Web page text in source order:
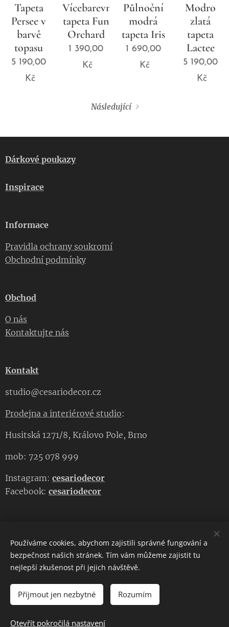
DO KOŠÍKU
Tapeta
Persee v
barvě
topasu
5 190,00
Kč
Vícebarevná
tapeta Fun
Orchard
1 390,00
Kč
Půlnoční
modrá
tapeta Iris
1 690,00
Kč
Modro
zlatá
tapeta
Lactee
5 190,00
Kč
Následující
Dárkové poukazy
Inspirace
Informace
Pravidla ochrany soukromí
Obchodní podmínky
Obchod
O nás
Kontaktujte nás
Kontakt
studio@cesariodecor.cz
Prodejna a interiérové studio:
Husitská 1271/8, Královo Pole, Brno
mob: 725 078 999
Instagram: cesariodecor
Facebook: cesariodecor
CESARIO DECOR
Copyright 2023CESARIO DECOR. Všechna práva vyhrazena.
Cookies
Používáme cookies, abychom zajistili správné fungování a
bezpečnost našich stránek. Tím vám můžeme zajistit tu
nejlepší zkušenost při jejich návštěvě.
Přijmout jen nezbytné Rozumím
Otevřít pokročilá nastavení